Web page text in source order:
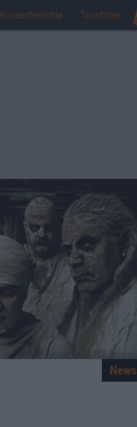
Konzertberichte Tourdaten
News